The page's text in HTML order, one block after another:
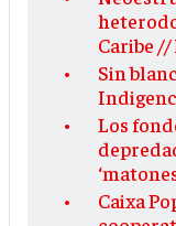
Caribe
Sin
Los
Caixa